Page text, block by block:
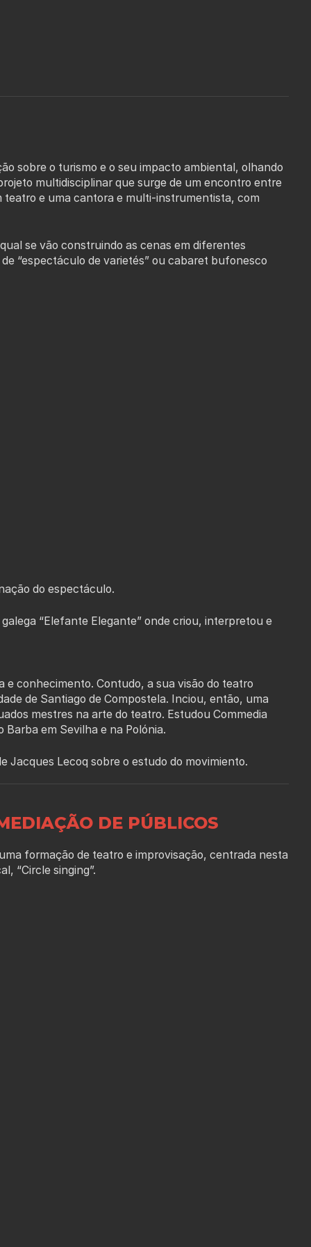
sobre o turismo e o seu impacto ambiental, olhando
multidisciplinar que surge de um encontro entre
e uma cantora e multi-instrumentista, com
se vão construindo as cenas em diferentes
“espectáculo de varietés” ou cabaret bufonesco
do espectáculo.
“Elefante Elegante” onde criou, interpretou e
conhecimento. Contudo, a sua visão do teatro
de Santiago de Compostela. Inciou, então, uma
mestres na arte do teatro. Estudou Commedia
em Sevilha e na Polónia.
Jacques Lecoq sobre o estudo do movimiento.
DE PÚBLICOS
formação de teatro e improvisação, centrada nesta
“Circle singing”.